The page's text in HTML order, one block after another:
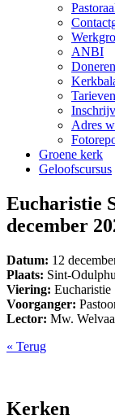
ANBI
Doneren
Tarieven
Adres
Groene kerk
Geloofscursus
Eucharistie
december
Datum: 12
Plaats: Sint-
Viering: Eucharistie
Voorganger:
Lector: Mw.
« Terug
Kerken